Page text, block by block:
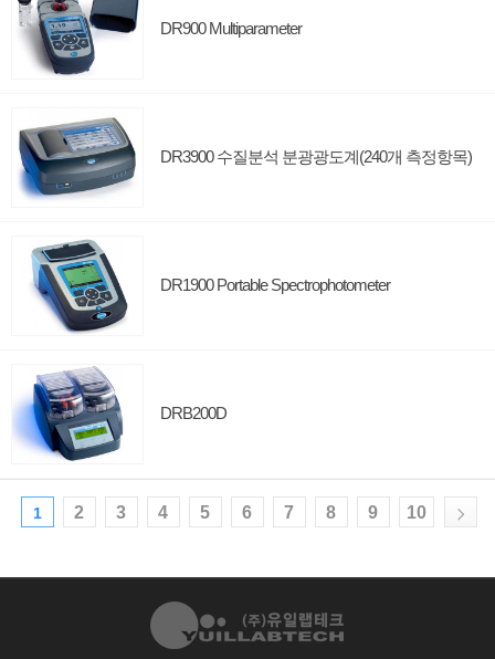
DR900 Multiparameter
DR3900 수질분석 분광광도계(240개 측정항목)
DR1900 Portable Spectrophotometer
DRB200D
1 2 3 4 5 6 7 8 9 10